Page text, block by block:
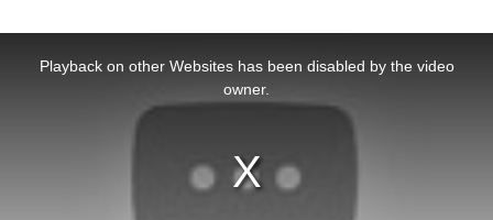
Playback on other Websites has been disabled by the video
owner.